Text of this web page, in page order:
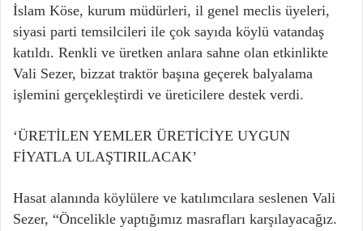
İslam Köse, kurum müdürleri, il genel meclis üyeleri,
siyasi parti temsilcileri ile çok sayıda köylü vatandaş
katıldı. Renkli ve üretken anlara sahne olan etkinlikte
Vali Sezer, bizzat traktör başına geçerek balyalama
işlemini gerçekleştirdi ve üreticilere destek verdi.
‘ÜRETİLEN YEMLER ÜRETİCİYE UYGUN
FİYATLA ULAŞTIRILACAK’
Hasat alanında köylülere ve katılımcılara seslenen Vali
Sezer, “Öncelikle yaptığımız masrafları karşılayacağız.